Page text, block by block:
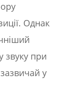
Однак
звуку при
у